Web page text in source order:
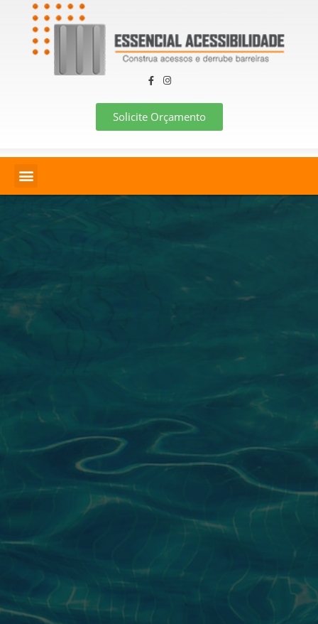
Solicite Orçamento